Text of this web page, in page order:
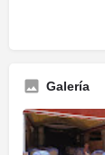
Galería